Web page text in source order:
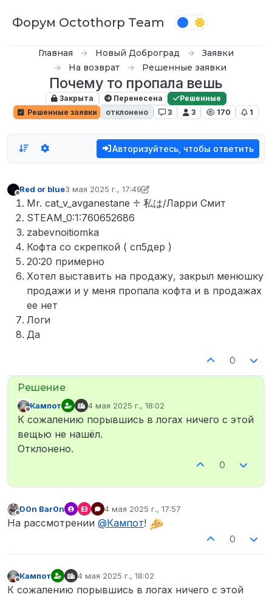
Форум Octothorp Team
Главная Новый Доброград
Заявки
На возврат
Решенные заявки
Почему то пропала вешь
Закрыта Перенесена
Решенные
Решенные заявки
отклонено 3 3 170 1
Авторизуйтесь, чтобы ответить
Не в сети
Red or blue3 мая 2025 г., 17:49
отредактировано Кампот
Mr. cat_v_avganestane ♱ 私は/Ларри Смит
STEAM_0:1:760652686
zabevnoitiomka
Кофта со скрепкой ( сп5дер )
20:20 примерно
Хотел выставить на продажу, закрыл менюшку
продажи и у меня пропала кофта и в продажах
ее нет
Логи
Да
0
Не в сети
Кампот 4 мая 2025 г., 18:02
отредактировано
К сожалению порывшись в логах ничего с этой
вещью не нашёл.
Отклонено.
0
D0n Bar0n 4 мая 2025 г., 17:57
отредактировано
На рассмотрении @Кампот!
0
Не в сети
Кампот 4 мая 2025 г., 18:02
отредактировано
К сожалению порывшись в логах ничего с этой